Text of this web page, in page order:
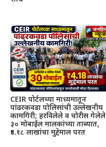
CEIR पोर्टलच्या माध्यमातून
पांढरकवडा पोलिसांची उल्लेखनीय
कामगिरी; हरविलेले व चोरीस गेलेले
३० मोबाईल मालकांच्या ताब्यात,
₹४.१८ लाखांचा मुद्देमाल परत